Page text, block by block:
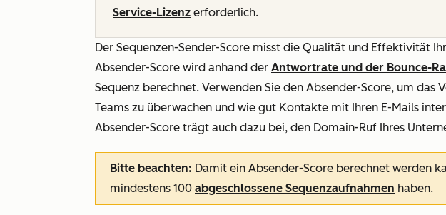
Service-Lizenz erforderlich.
Der Sequenzen-Sender-Score misst die Qualität und Effektivität
Absender-Score wird anhand der Antwortrate und der Bounce-
Sequenz berechnet. Verwenden Sie den Absender-Score, um das
Teams zu überwachen und wie gut Kontakte mit Ihren E-Mails
Absender-Score trägt auch dazu bei, den Domain-Ruf Ihres
Bitte beachten: Damit ein Absender-Score berechnet werden
mindestens 100 abgeschlossene Sequenzaufnahmen haben.